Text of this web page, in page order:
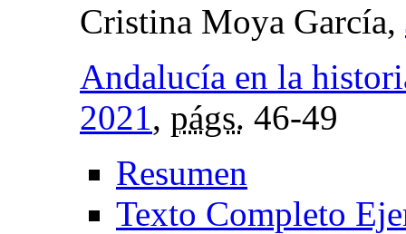
Cristina Moya García,
Andalucía en la
2021, págs. 46-49
Resumen
Texto Completo